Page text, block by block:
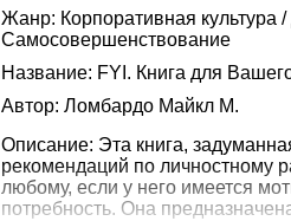
Жанр: Корпоративная культура /
Самосовершенствование
Название: FYI. Книга для
Автор: Ломбардо Майкл М.
Описание: Эта книга,
рекомендаций по личностному
любому, если у него имеется
потребность. Она